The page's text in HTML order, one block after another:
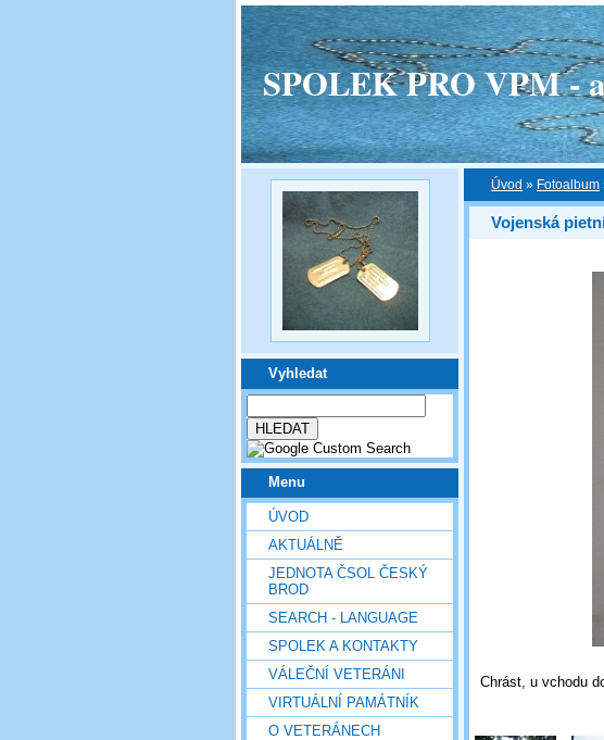
SPOLEK PRO VPM -
Vyhledat
Menu
ÚVOD
AKTUÁLNĚ
JEDNOTA ČSOL ČESKÝ
BROD
SEARCH - LANGUAGE
SPOLEK A KONTAKTY
VÁLEČNÍ VETERÁNI
VIRTUÁLNÍ PAMÁTNÍK
O VETERÁNECH
Úvod » Fotoalbum
Vojenská
Chrást, u vchodu